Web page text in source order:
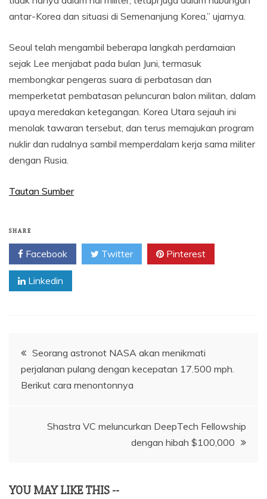
antar-Korea dan situasi di Semenanjung Korea,” ujarnya.
Seoul telah mengambil beberapa langkah perdamaian
sejak Lee menjabat pada bulan Juni, termasuk
membongkar pengeras suara di perbatasan dan
memperketat pembatasan peluncuran balon militan, dalam
upaya meredakan ketegangan. Korea Utara sejauh ini
menolak tawaran tersebut, dan terus memajukan program
nuklir dan rudalnya sambil memperdalam kerja sama militer
dengan Rusia.
Tautan Sumber
SHARE
Facebook Twitter Pinterest
Linkedin
Navigasi
pos
Seorang astronot NASA akan menikmati
perjalanan pulang dengan kecepatan 17.500 mph.
Berikut cara menontonnya
Shastra VC meluncurkan DeepTech Fellowship
dengan hibah $100,000
YOU MAY LIKE THIS --